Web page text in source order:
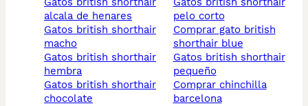
alcala de henares
gatos british shorthair
macho
gatos british shorthair
hembra
gatos british shorthair
chocolate
pelo corto
comprar gato british
shorthair blue
gatos british shorthair
pequeño
comprar chinchilla
barcelona